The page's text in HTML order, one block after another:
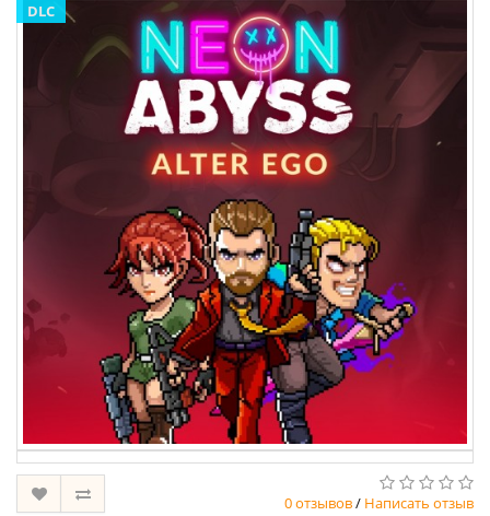
DLC
0 отзывов/ Написать отзыв